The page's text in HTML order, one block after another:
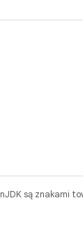
są znakami